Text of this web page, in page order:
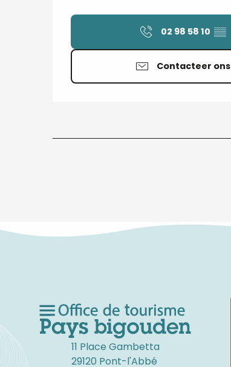
02 98 58 10 ▒▒
Contacteer ons
11 Place Gambetta
29120 Pont-l'Abbé